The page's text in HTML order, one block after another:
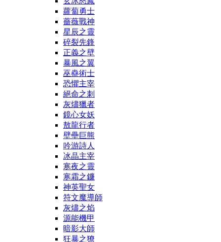
蘿蔔勇士
薔薇戰神
星辰之靈
碎裂先鋒
正義之壁
暴風之翼
巫蠱術士
恐懼主宰
絕命之刺
灰燼獵者
鏡心女妖
敖龍行者
壁壘巨熊
吟游詩人
冰晶主宰
寒夜之靈
寒霜之鐮
神英聖女
符文魔導師
灰燼之焰
源能機甲
暗影大師
狂暴之獠